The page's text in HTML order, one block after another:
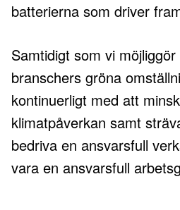
batterierna som driver
Samtidigt som vi
branschers gröna
kontinuerligt med att
klimatpåverkan samt
bedriva en ansvarsfull
vara en ansvarsfull